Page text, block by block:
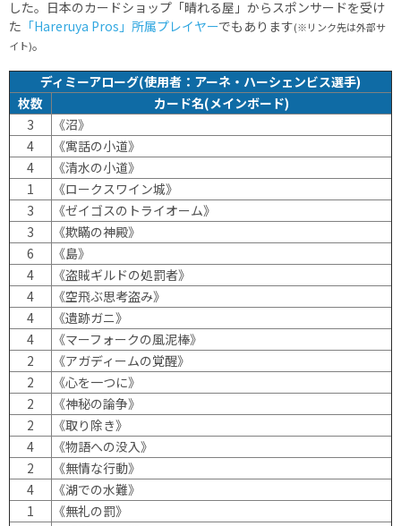
した。日本のカードショップ「晴れる屋」からスポンサードを受け
た 「Hareruya Pros」所属プレイヤーでもあります(※リンク先は外部サ
イト)。
ディミーアローグ(使用者：アーネ・ハーシェンビス選手)
枚数
カード名(メインボード)
3
《沼》
4
《寓話の小道》
4
《清水の小道》
1
《ロークスワイン城》
3
《ゼイゴスのトライオーム》
3
《欺瞞の神殿》
6
《島》
4
《盗賊ギルドの処罰者》
4
《空飛ぶ思考盗み》
4
《遺跡ガニ》
4
《マーフォークの風泥棒》
2
《アガディームの覚醒》
2
《心を一つに》
2
《神秘の論争》
2
《取り除き》
4
《物語への没入》
2
《無情な行動》
4
《湖での水難》
1
《無礼の罰》